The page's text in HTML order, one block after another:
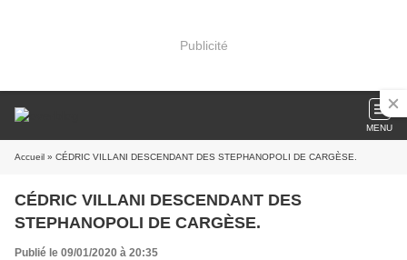
Publicité
MENU
Accueil » CÉDRIC VILLANI DESCENDANT DES STEPHANOPOLI DE CARGÈSE.
CÉDRIC VILLANI DESCENDANT DES
STEPHANOPOLI DE CARGÈSE.
Publié le 09/01/2020 à 20:35